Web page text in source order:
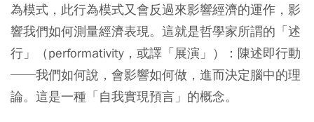
為模式，此行為模式又會反過來影響經濟的運作，影
響我們如何測量經濟表現。這就是哲學家所謂的「述
行」（performativity，或譯「展演」）：陳述即行動
──我們如何說，會影響如何做，進而決定腦中的理
論。這是一種「自我實現預言」的概念。